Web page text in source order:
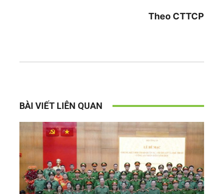
Theo CTTCP
BÀI VIẾT LIÊN QUAN